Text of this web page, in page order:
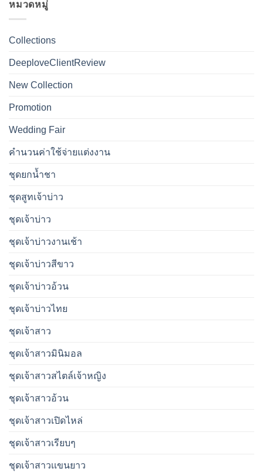
หมวดหมู่
Collections
DeeploveClientReview
New Collection
Promotion
Wedding Fair
คำนวนค่าใช้จ่ายแต่งงาน
ชุดยกน้ำชา
ชุดสูทเจ้าบ่าว
ชุดเจ้าบ่าว
ชุดเจ้าบ่าวงานเช้า
ชุดเจ้าบ่าวสีขาว
ชุดเจ้าบ่าวอ้วน
ชุดเจ้าบ่าวไทย
ชุดเจ้าสาว
ชุดเจ้าสาวมินิมอล
ชุดเจ้าสาวสไตล์เจ้าหญิง
ชุดเจ้าสาวอ้วน
ชุดเจ้าสาวเปิดไหล่
ชุดเจ้าสาวเรียบๆ
ชุดเจ้าสาวเเขนยาว